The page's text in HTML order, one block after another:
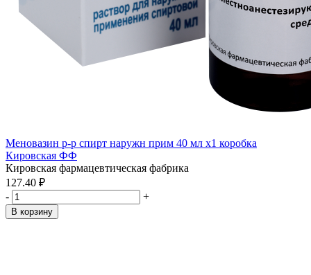
Меновазин р-р спирт наружн прим 40 мл x1 коробка
Кировская ФФ
Кировская фармацевтическая фабрика
127.40 ₽
-
+
В корзину